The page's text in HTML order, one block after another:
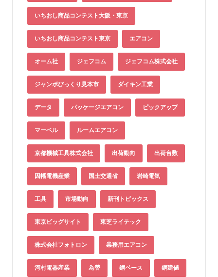
いちおし商品コンテスト大阪・東京
いちおし商品コンテスト東京 エアコン
オーム社 ジェフコム ジェフコム株式会社
ジャンボびっくり見本市 ダイキン工業
データ パッケージエアコン ピックアップ
マーベル ルームエアコン
京都機械工具株式会社 出荷動向 出荷台数
因幡電機産業 国土交通省 岩崎電気
工具 市場動向 新刊トピックス
東京ビッグサイト 東芝ライテック
株式会社フォトロン 業務用エアコン
河村電器産業 為替 銅ベース 銅建値